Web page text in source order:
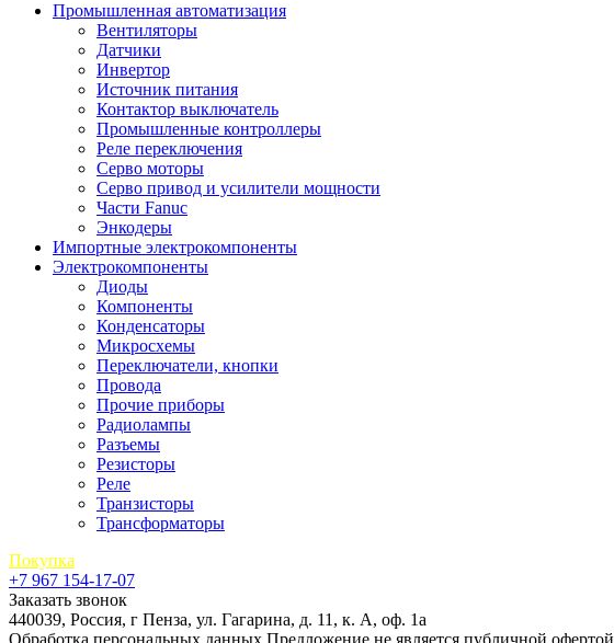
Промышленная автоматизация
Вентиляторы
Датчики
Инвертор
Источник питания
Контактор выключатель
Промышленные контроллеры
Реле переключения
Серво моторы
Серво привод и усилители мощности
Части Fanuc
Энкодеры
Импортные электрокомпоненты
Электрокомпоненты
Диоды
Компоненты
Конденсаторы
Микросхемы
Переключатели, кнопки
Провода
Прочие приборы
Радиолампы
Разъемы
Резисторы
Реле
Транзисторы
Трансформаторы
Покупка
+7 967 154-17-07
Заказать звонок
440039, Россия, г Пенза, ул. Гагарина, д. 11, к. А, оф. 1а
Обработка персональных данных Предложение не является публичной офертой